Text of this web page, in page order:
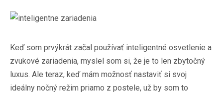
Keď som prvýkrát začal používať inteligentné osvetlenie a
zvukové zariadenia, myslel som si, že je to len zbytočný
luxus. Ale teraz, keď mám možnosť nastaviť si svoj
ideálny nočný režim priamo z postele, už by som to